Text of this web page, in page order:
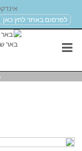
לפרסום באתר לחץ כאן